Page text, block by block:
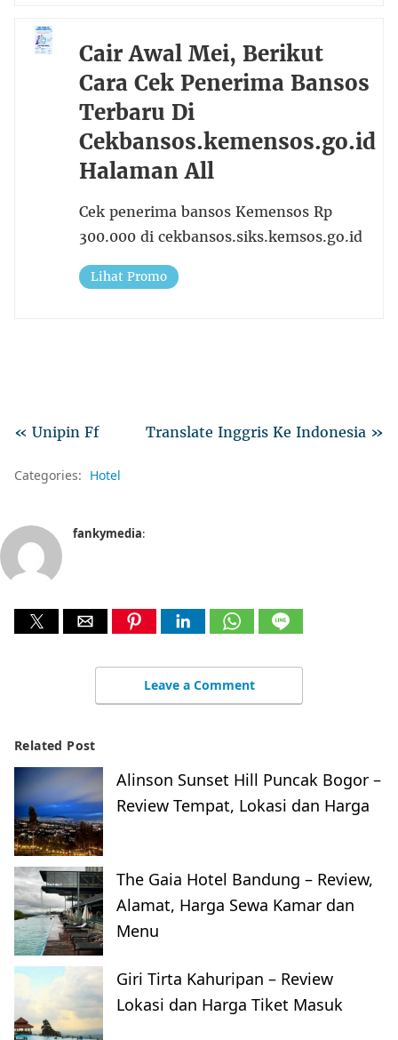
Cair Awal Mei, Berikut
Cara Cek Penerima Bansos
Terbaru Di
Cekbansos.kemensos.go.id
Halaman All
Cek penerima bansos Kemensos Rp
300.000 di cekbansos.siks.kemsos.go.id
Lihat Promo
Translate Inggris Ke Indonesia »
« Unipin Ff
Categories: Hotel
fankymedia:
Leave a Comment
Related Post
Alinson Sunset Hill Puncak Bogor –
Review Tempat, Lokasi dan Harga
The Gaia Hotel Bandung – Review,
Alamat, Harga Sewa Kamar dan
Menu
Giri Tirta Kahuripan – Review
Lokasi dan Harga Tiket Masuk